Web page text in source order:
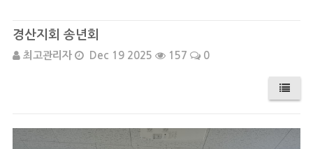
경산지회 송년회
최고관리자 Dec 19 2025 157 0